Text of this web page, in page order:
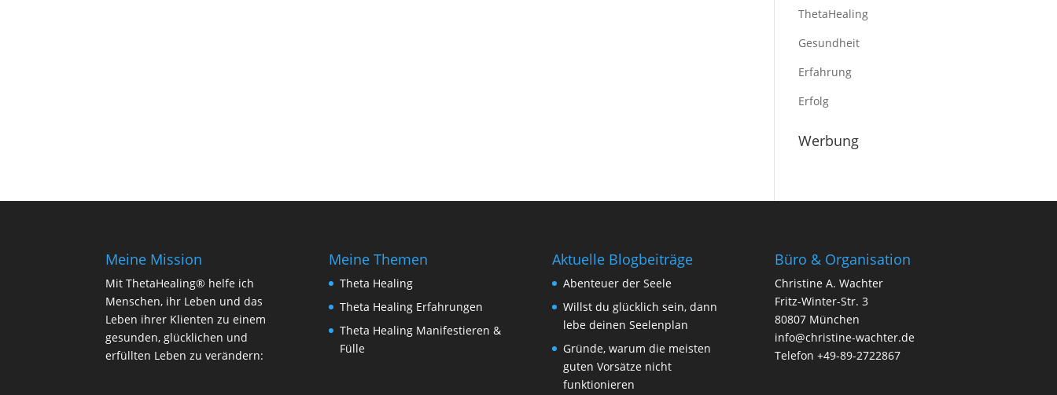
ThetaHealing
Gesundheit
Erfahrung
Erfolg
Werbung
Meine Mission
Mit ThetaHealing® helfe ich
Menschen, ihr Leben und das
Leben ihrer Klienten zu einem
gesunden, glücklichen und
erfüllten Leben zu verändern:
Meine Themen
Theta Healing
Theta Healing Erfahrungen
Theta Healing Manifestieren &
Fülle
Aktuelle Blogbeiträge
Abenteuer der Seele
Willst du glücklich sein, dann
lebe deinen Seelenplan
Gründe, warum die meisten
guten Vorsätze nicht
funktionieren
Büro & Organisation
Christine A. Wachter
Fritz-Winter-Str. 3
80807 München
info@christine-wachter.de
Telefon +49-89-2722867